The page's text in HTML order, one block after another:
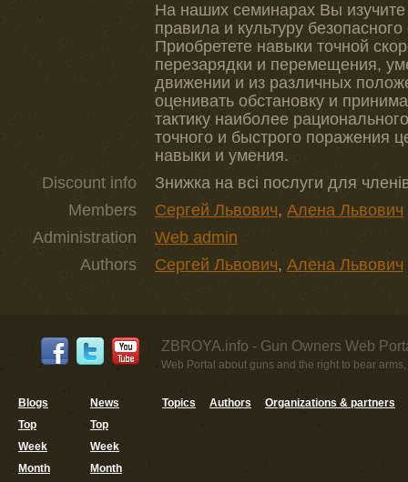
На наших семинарах Вы
правила и культуру
Приобретете навыки точной
перезарядки и перемещения,
движении и из различных
оценивать обстановку и
тактику наиболее
точного и быстрого поражения
навыки и умения.
Discount info
Знижка на всі послуги для
Members
Сергей Львович, Алена Львович
Administration
Web admin
Authors
Сергей Львович, Алена Львович
ZBROYA.info - Gun Owners Web
Web Portal about guns and the right to bear
Blogs
Top
Week
Month
News
Top
Week
Month
Topics Authors Organizations & partners